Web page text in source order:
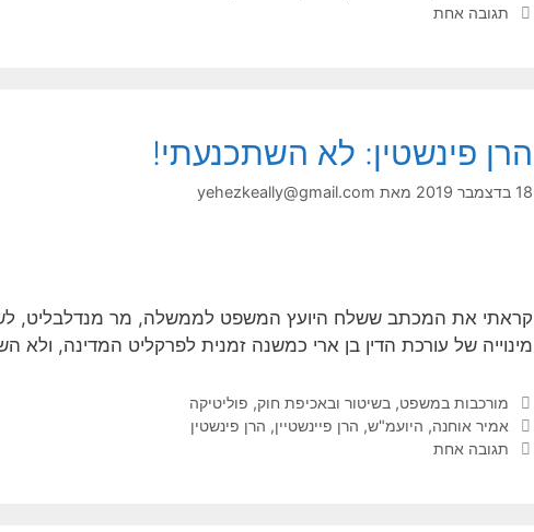
תגובה אחת
הרן פינשטין: לא השתכנעתי!
18 בדצמבר 2019 מאת yehezkeally@gmail.com
קראתי את המכתב ששלח היועץ המשפט לממשלה, מר מנדלבליט,
מינוייה של עורכת הדין בן ארי כמשנה זמנית לפרקליט המדינה, ולא
קטגוריות
מורכבות במשפט, בשיטור ובאכיפת חוק, פוליטיקה
תגיות
אמיר אוחנה, היועמ"ש, הרן פיינשטיין, הרן פינשטין
תגובה אחת